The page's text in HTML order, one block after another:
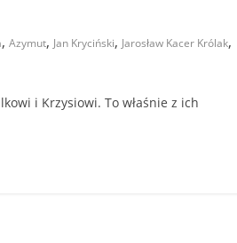
, Azymut, Jan Kryciński, Jarosław Kacer Królak,
i Krzysiowi. To właśnie z ich